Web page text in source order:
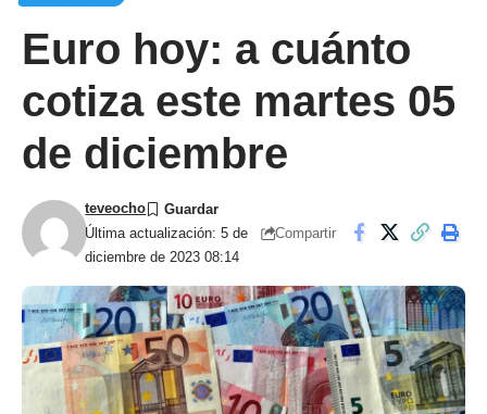
Euro hoy: a cuánto
cotiza este martes 05
de diciembre
Última actualización: 5 de
diciembre de 2023 08:14
teveocho
Compartir